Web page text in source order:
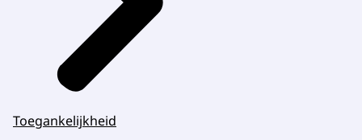
Toegankelijkheid